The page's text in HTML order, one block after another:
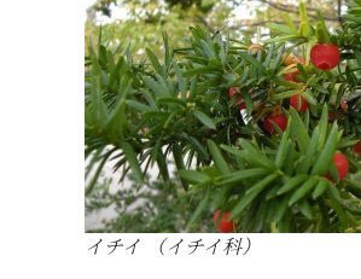
イチイ （イチイ科）